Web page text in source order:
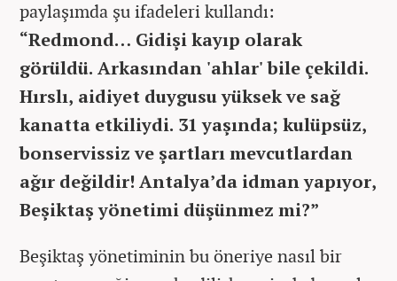
paylaşımda şu ifadeleri kullandı:
“Redmond… Gidişi kayıp olarak
görüldü. Arkasından 'ahlar' bile çekildi.
Hırslı, aidiyet duygusu yüksek ve sağ
kanatta etkiliydi. 31 yaşında; kulüpsüz,
bonservissiz ve şartları mevcutlardan
ağır değildir! Antalya’da idman yapıyor,
Beşiktaş yönetimi düşünmez mi?”
Beşiktaş yönetiminin bu öneriye nasıl bir